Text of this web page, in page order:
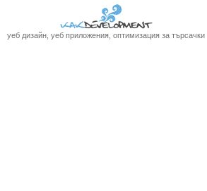
уеб дизайн, уеб приложения, оптимизация за търсачки